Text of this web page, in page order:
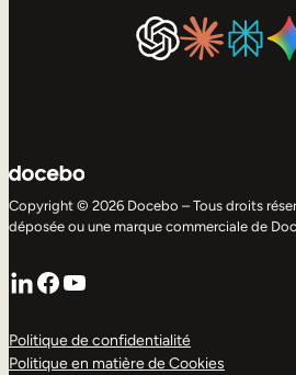
Copyright © 2026 Docebo – Tous droits
déposée ou une marque commerciale de
LinkedIn
Facebook
YouTube
Politique de confidentialité
Politique en matière de Cookies